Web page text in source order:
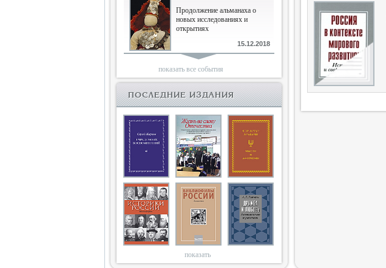
Продолжение альманаха о
новых исследованиях и
открытиях
15.12.2018
Библиофилам
Четырнадцатый и не последний
Двенадцатый
Новый том Вестника истории,
литературы, искусства
25.09.2017
Книги блокады
Последняя книга Т.В.Сталевой
15.06.2017
Энциклопедия историков
показать все события
ПОСЛЕДНИЕ ИЗДАНИЯ
показать